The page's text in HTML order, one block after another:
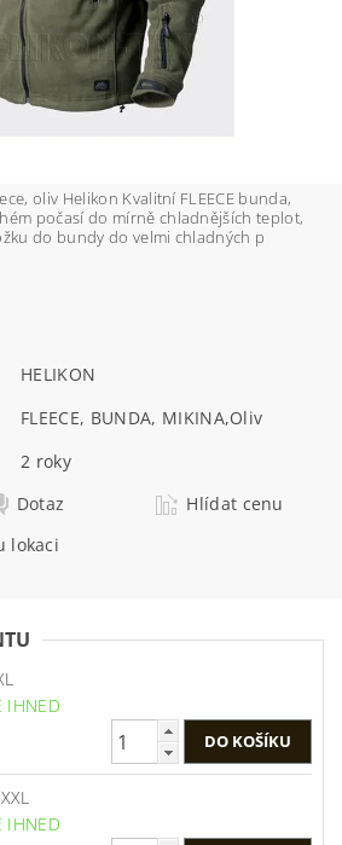
Kvalitní FLEECE bunda,
počasí do mírně chladnějších teplot,
do bundy do velmi chladných p
HELIKON
FLEECE, BUNDA, MIKINA,Oliv
2 roky
Dotaz
Hlídat cenu
lokaci
IHNED
IHNED